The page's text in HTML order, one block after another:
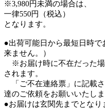
※3,980円未満の場合は、
一律550円（税込）
となります。
●出荷可能日から最短日時
来ません。）
※お届け時に不在だった場
されます。
「ご不在連絡票」に記載
達のご依頼をお願いいたしま
●お届けは玄関先までとなり